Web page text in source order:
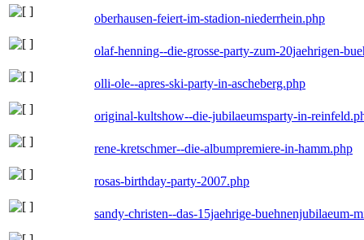
oberhausen-feiert-im-stadion-niederrhein.php
olaf-henning--die-grosse-party-zum-20jaehrigen-
olli-ole--apres-ski-party-in-ascheberg.php
original-kultshow--die-jubilaeumsparty-in-
rene-kretschmer--die-albumpremiere-in-hamm.php
rosas-birthday-party-2007.php
sandy-christen--das-15jaehrige-buehnenjubilaeum-